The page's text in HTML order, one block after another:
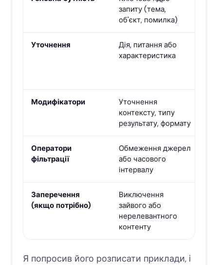
запиту (тема,
об'єкт, помилка)
Уточнення
Дія, питання або
характеристика
Модифікатори
Уточнення
контексту, типу
результату, формату
Оператори
фільтрації
Обмеження джерел
або часового
інтервалу
Заперечення
(якщо потрібно)
Виключення
зайвого або
нерелевантного
контенту
Я попросив його розписати приклади, і